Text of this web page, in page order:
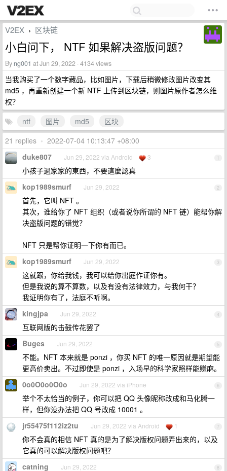
V2EX › 区块链
小白问下， NTF 如果解决盗版问题？
By ng001 at Jun 29, 2022 · 4134 views
当我购买了一个数字藏品，比如图片，下载后稍微修改图片改变其
md5 ，再重新创建一个新 NTF 上传到区块链，则图片原作者怎么维
权？
ntf
图片 md5
区块
21 replies • 2022-07-04 10:13:47 +08:00
1
duke807 Jun 29, 2022 via Android 3
小孩子過家家的東西，不要這麼認真
2
kop1989smurf Jun 29, 2022
首先，它叫 NFT 。
其次，谁给你了 NFT 组织（或者说你所谓的 NFT 链）能帮你解
决盗版问题的错觉？
NFT 只是帮你证明一下你有而已。
3
kop1989smurf Jun 29, 2022
这就跟，你给我钱，我可以给你出庭作证你有。
但是我说的算不算数，以及有没有法律效力，与我何干？
我证明你有了，法庭不听啊。
4
kingjpa Jun 29, 2022
互联网版的击鼓传花罢了
5
Buges Jun 29, 2022
不能。NFT 本来就是 ponzi ，你买 NFT 的唯一原因就是期望能
更高价卖出。不过即使是 ponzi ，入场早的科学家照样能赚麻。
6
0o0O0o0O0o Jun 29, 2022 via iPhone
举个不太恰当的例子，你可以把 QQ 头像昵称改成和马化腾一
样，但你没办法把 QQ 号改成 10001 。
7
jr55475f112iz2tu Jun 29, 2022 via Android 1
你不会真的相信 NFT 真的是为了解决版权问题弄出来的，以及
它真的可以解决版权问题吧？
8
catning Jun 29, 2022